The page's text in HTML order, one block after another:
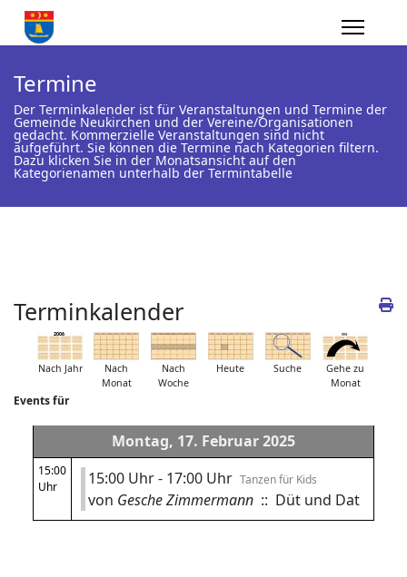
Termine
Der Terminkalender ist für Veranstaltungen und Termine der
Gemeinde Neukirchen und der Vereine/Organisationen
gedacht. Kommerzielle Veranstaltungen sind nicht
aufgeführt. Sie können die Termine nach Kategorien filtern.
Dazu klicken Sie in der Monatsansicht auf den
Kategorienamen unterhalb der Termintabelle
Terminkalender
Nach Jahr
Nach
Monat
Nach
Woche
Heute Suche
Gehe zu
Monat
Events für
Montag, 17. Februar 2025
15:00
Uhr
15:00 Uhr - 17:00 Uhr Tanzen für Kids
von Gesche Zimmermann :: Düt und Dat